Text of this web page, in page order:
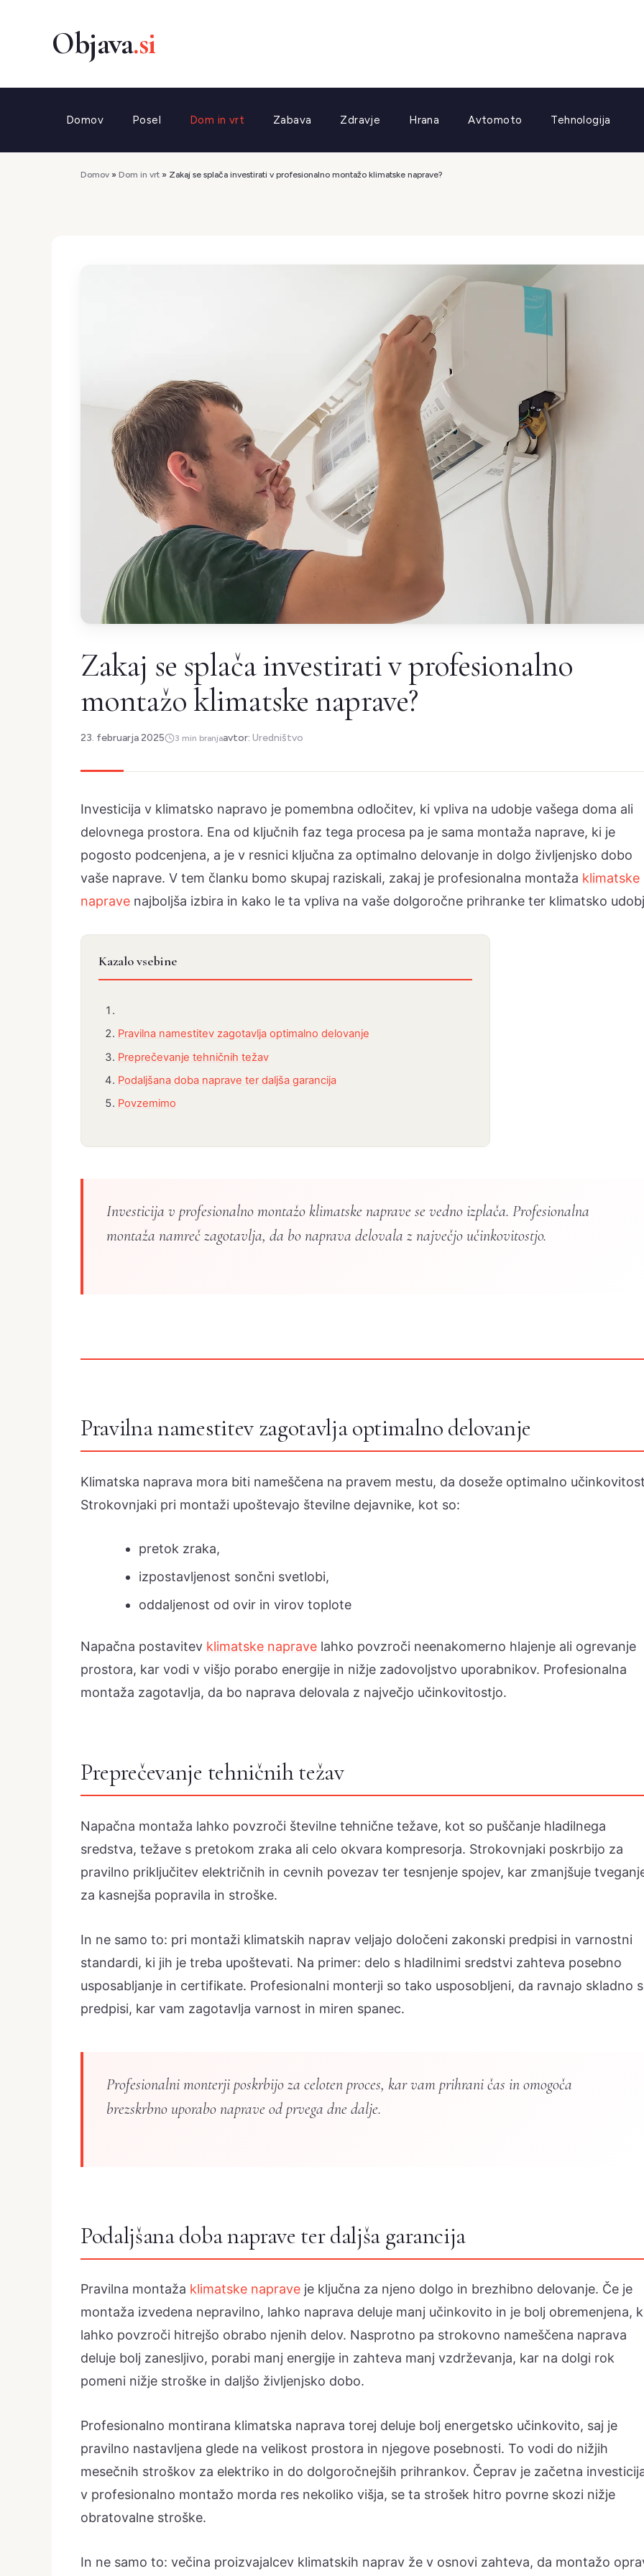
Domov Posel Dom in vrt Zabava Zdravje Hrana Avtomoto Tehnologija
Domov » Dom in vrt » Zakaj se splača investirati v profesionalno montažo klimatske naprave?
Zakaj se splača investirati v profesionalno
montažo klimatske naprave?
23. februarja 2025 3 min branjaavtor: Uredništvo
Investicija v klimatsko napravo je pomembna odločitev, ki vpliva na udobje vašega doma ali
delovnega prostora. Ena od ključnih faz tega procesa pa je sama montaža naprave, ki je
pogosto podcenjena, a je v resnici ključna za optimalno delovanje in dolgo življenjsko dobo
vaše naprave. V tem članku bomo skupaj raziskali, zakaj je profesionalna montaža klimatske
naprave najboljša izbira in kako le ta vpliva na vaše dolgoročne prihranke ter klimatsko
Kazalo vsebine
Pravilna namestitev zagotavlja optimalno delovanje
Preprečevanje tehničnih težav
Podaljšana doba naprave ter daljša garancija
Povzemimo
Investicija v profesionalno montažo klimatske naprave se vedno izplača. Profesionalna
montaža namreč zagotavlja, da bo naprava delovala z največjo učinkovitostjo.
Pravilna namestitev zagotavlja optimalno delovanje
Klimatska naprava mora biti nameščena na pravem mestu, da doseže optimalno
Strokovnjaki pri montaži upoštevajo številne dejavnike, kot so:
pretok zraka,
izpostavljenost sončni svetlobi,
oddaljenost od ovir in virov toplote
Napačna postavitev klimatske naprave lahko povzroči neenakomerno hlajenje ali ogrevanje
prostora, kar vodi v višjo porabo energije in nižje zadovoljstvo uporabnikov. Profesionalna
montaža zagotavlja, da bo naprava delovala z največjo učinkovitostjo.
Preprečevanje tehničnih težav
Napačna montaža lahko povzroči številne tehnične težave, kot so puščanje hladilnega
sredstva, težave s pretokom zraka ali celo okvara kompresorja. Strokovnjaki poskrbijo za
pravilno priključitev električnih in cevnih povezav ter tesnjenje spojev, kar zmanjšuje
za kasnejša popravila in stroške.
In ne samo to: pri montaži klimatskih naprav veljajo določeni zakonski predpisi in varnostni
standardi, ki jih je treba upoštevati. Na primer: delo s hladilnimi sredstvi zahteva posebno
usposabljanje in certifikate. Profesionalni monterji so tako usposobljeni, da ravnajo skladno s
predpisi, kar vam zagotavlja varnost in miren spanec.
Profesionalni monterji poskrbijo za celoten proces, kar vam prihrani čas in omogoča
brezskrbno uporabo naprave od prvega dne dalje.
Podaljšana doba naprave ter daljša garancija
Pravilna montaža klimatske naprave je ključna za njeno dolgo in brezhibno delovanje. Če je
montaža izvedena nepravilno, lahko naprava deluje manj učinkovito in je bolj obremenjena,
lahko povzroči hitrejšo obrabo njenih delov. Nasprotno pa strokovno nameščena naprava
deluje bolj zanesljivo, porabi manj energije in zahteva manj vzdrževanja, kar na dolgi rok
pomeni nižje stroške in daljšo življenjsko dobo.
Profesionalno montirana klimatska naprava torej deluje bolj energetsko učinkovito, saj je
pravilno nastavljena glede na velikost prostora in njegove posebnosti. To vodi do nižjih
mesečnih stroškov za elektriko in do dolgoročnejših prihrankov. Čeprav je začetna
v profesionalno montažo morda res nekoliko višja, se ta strošek hitro povrne skozi nižje
obratovalne stroške.
In ne samo to: večina proizvajalcev klimatskih naprav že v osnovi zahteva, da montažo